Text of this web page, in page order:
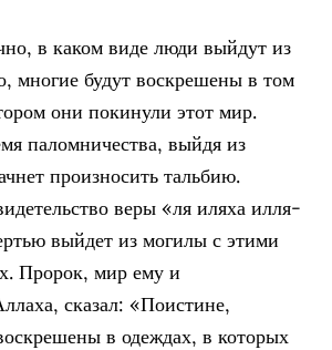
в каком виде люди выйдут из
многие будут воскрешены в том
они покинули этот мир.
паломничества, выйдя из
произносить тальбию.
веры «ля иляха илля-
выйдет из могилы с этими
Пророк, мир ему и
сказал: «Поистине,
в одеждах, в которых